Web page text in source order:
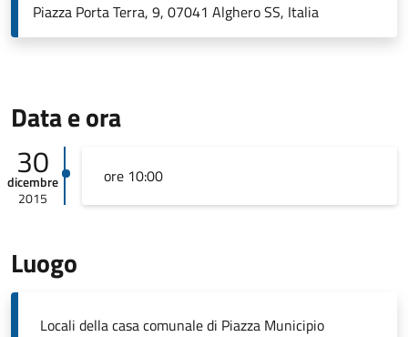
Piazza Porta Terra, 9, 07041 Alghero SS, Italia
Data e ora
30
dicembre
2015
ore 10:00
Luogo
Locali della casa comunale di Piazza Municipio